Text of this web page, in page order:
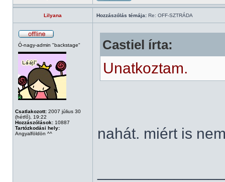
Lilyana Hozzászólás témája: Re: OFF-SZTRÁDA
Ó-nagy-admin "backstage"
Csatlakozott: 2007 július 30
(hétfő), 19:22
Hozzászólások: 10887
Tartózkodási hely:
Angyalföldön ^^
Castiel írta:
Unatkoztam.
nahát. miért is